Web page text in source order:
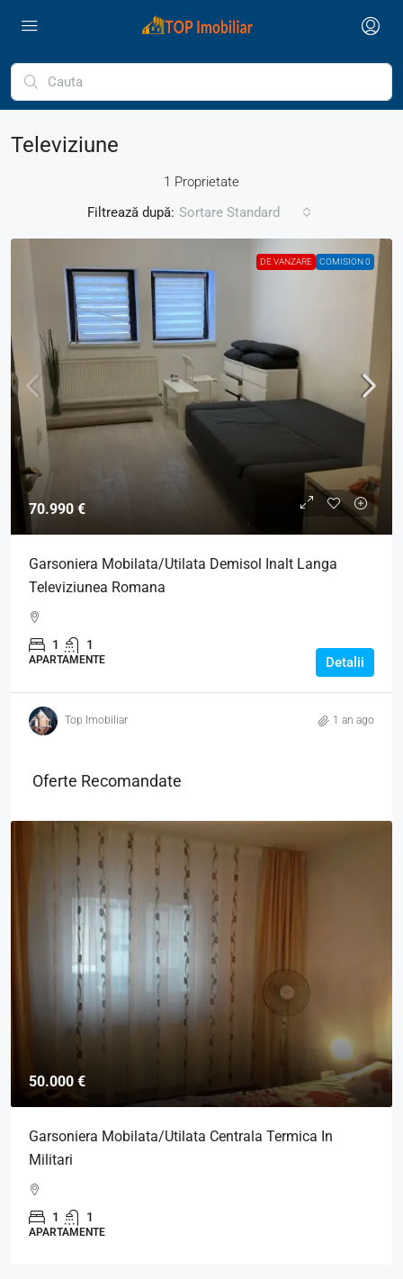
Televiziune
1 Proprietate
Filtrează după: Sortare Standard
DE VANZARE COMISION 0
70.990 €
Garsoniera Mobilata/Utilata Demisol Inalt Langa
Televiziunea Romana
1 1
APARTAMENTE Detalii
Top Imobiliar 1 an ago
Oferte Recomandate
50.000 €
Garsoniera Mobilata/Utilata Centrala Termica In
Militari
1 1
APARTAMENTE